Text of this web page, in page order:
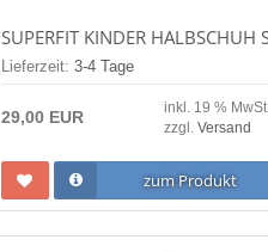
Lieferzeit: 3-4 Tage
29,00 EUR
inkl. 19 % MwSt.
zzgl. Versand
zum Produkt